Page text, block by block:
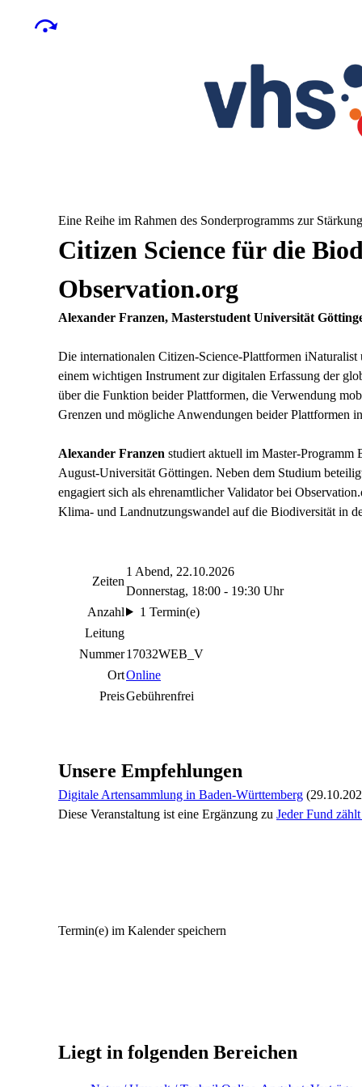
Eine Reihe im Rahmen des Sonderprogramms zur
Citizen Science für die
Observation.org
Alexander Franzen, Masterstudent Universität
Die internationalen Citizen-Science-Plattformen
einem wichtigen Instrument zur digitalen Erfassung der
über die Funktion beider Plattformen, die Verwendung
Grenzen und mögliche Anwendungen beider Plattformen
Alexander Franzen studiert aktuell im Master-
August-Universität Göttingen. Neben dem Studium
engagiert sich als ehrenamtlicher Validator bei
Klima- und Landnutzungswandel auf die Biodiversität in
Zeiten
1 Abend, 22.10.2026
Donnerstag, 18:00 - 19:30 Uhr
Anzahl
1 Termin(e)
Leitung
Nummer17032WEB_V
OrtOnline
PreisGebührenfrei
Unsere Empfehlungen
Digitale Artensammlung in Baden-Württemberg
Diese Veranstaltung ist eine Ergänzung zu Jeder Fund
Termin(e) im Kalender speichern
Liegt in folgenden Bereichen